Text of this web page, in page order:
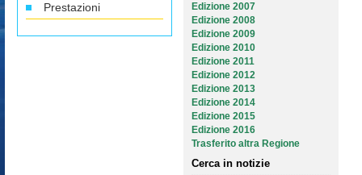
Prestazioni
Edizione 2007
Edizione 2008
Edizione 2009
Edizione 2010
Edizione 2011
Edizione 2012
Edizione 2013
Edizione 2014
Edizione 2015
Edizione 2016
Trasferito altra Regione
Cerca in notizie